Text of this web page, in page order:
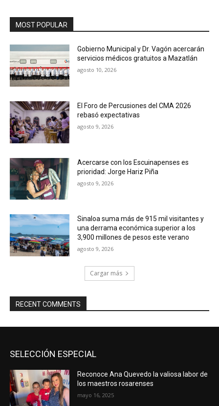
MOST POPULAR
Gobierno Municipal y Dr. Vagón acercarán
servicios médicos gratuitos a Mazatlán
agosto 10, 2026
El Foro de Percusiones del CMA 2026
rebasó expectativas
agosto 9, 2026
Acercarse con los Escuinapenses es
prioridad: Jorge Hariz Piña
agosto 9, 2026
Sinaloa suma más de 915 mil visitantes y
una derrama económica superior a los
3,900 millones de pesos este verano
agosto 9, 2026
Cargar más
RECENT COMMENTS
SELECCIÓN ESPECIAL
Reconoce Ana Quevedo la valiosa labor de
los maestros rosarenses
mayo 16, 2025